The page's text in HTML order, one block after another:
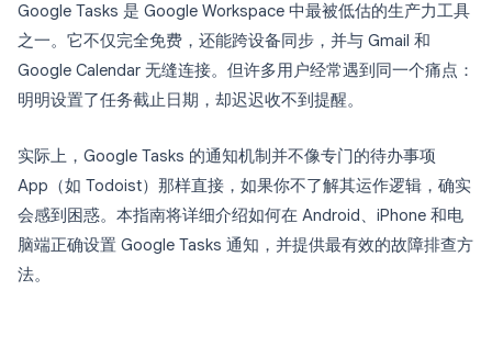
Google Tasks 是 Google Workspace 中最被低估的生产力工具
之一。它不仅完全免费，还能跨设备同步，并与 Gmail 和
Google Calendar 无缝连接。但许多用户经常遇到同一个痛点：
明明设置了任务截止日期，却迟迟收不到提醒。
实际上，Google Tasks 的通知机制并不像专门的待办事项
App（如 Todoist）那样直接，如果你不了解其运作逻辑，确实
会感到困惑。本指南将详细介绍如何在 Android、iPhone 和电
脑端正确设置 Google Tasks 通知，并提供最有效的故障排查方
法。